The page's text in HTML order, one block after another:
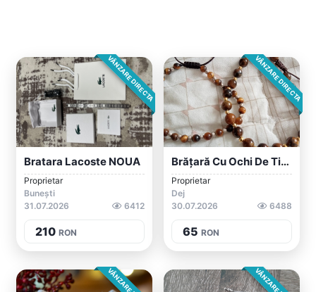
VÂNZARE DIRECTA
Bratara Lacoste NOUA
Proprietar
Bunești
31.07.2026
6412
210 RON
VÂNZARE DIRECTA
Brățară Cu Ochi De Tigru Maro
Proprietar
Dej
30.07.2026
6488
65 RON